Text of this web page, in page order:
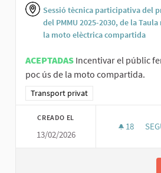
Sessió tècnica participativa del
del PMMU 2025-2030, de la
la moto elèctrica compartida
ACEPTADAS Incentivar el públic
poc ús de la moto compartida.
Resultados al filtrar por la categoría:
Transport privat
CREADO EL
13/02/2026
18 18